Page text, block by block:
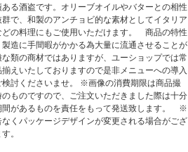
ある酒盗です。オリーブオイルやバターとの相性
群で、和製のアンチョビ的な素材としてイタリア
どの料理にもご使用いただけます。 商品の特性
製造に手間暇がかかる為大量に流通させることが
な類の商材ではありますが、ユーショップでは常
揃えいたしておりますので是非メニューへの導入
検討くださいませ。 ※画像の消費期限は商品撮
のものですので、ご注文いただきました際は十分
間があるものを責任をもって発送致します。 ※
なくパッケージデザインが変更される場合がござ
。